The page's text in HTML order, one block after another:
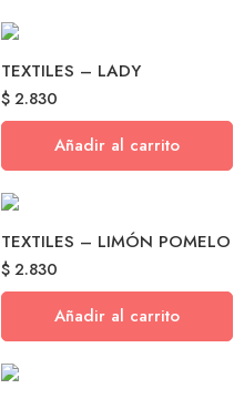
TEXTILES – LADY
$2.830
Añadir al carrito
TEXTILES – LIMÓN POMELO
$2.830
Añadir al carrito